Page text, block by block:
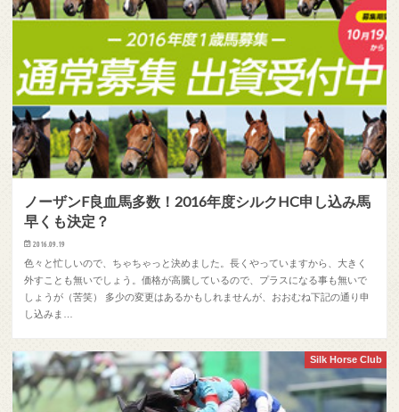
ノーザンF良血馬多数！2016年度シルクHC申し込み馬
早くも決定？
2016.09.19
色々と忙しいので、ちゃちゃっと決めました。長くやっていますから、大きく
外すことも無いでしょう。価格が高騰しているので、プラスになる事も無いで
しょうが（苦笑） 多少の変更はあるかもしれませんが、おおむね下記の通り申
し込みま…
Silk Horse Club